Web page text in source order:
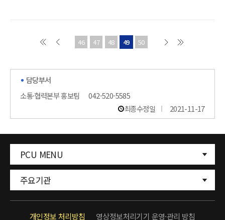
46 47 48 49 50
담당부서
소통·협력본부 홍보팀
042-520-5585
최종수정일
2021-11-17
PCU MENU
주요기관
개인정보 처리방침 영상정보처리기기 운영·관리 방침